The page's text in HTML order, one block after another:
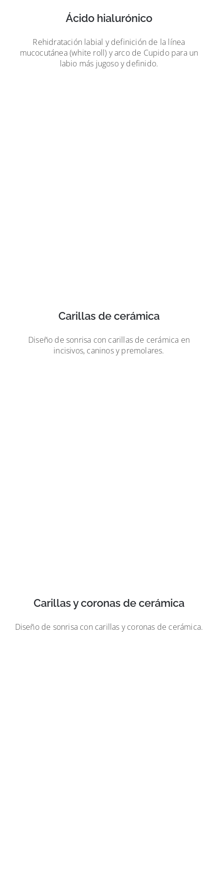
Ácido hialurónico
Rehidratación labial y definición de la línea
mucocutánea (white roll) y arco de Cupido para un
labio más jugoso y definido.
Carillas de cerámica
Diseño de sonrisa con carillas de cerámica en
incisivos, caninos y premolares.
Carillas y coronas de cerámica
Diseño de sonrisa con carillas y coronas de cerámica.